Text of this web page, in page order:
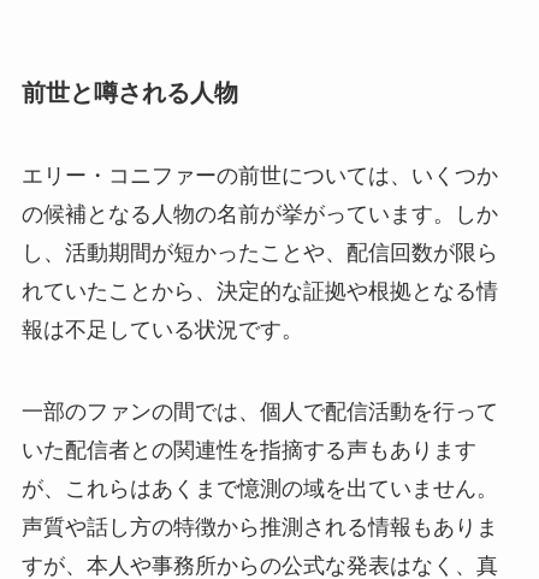
前世と噂される人物
エリー・コニファーの前世については、いくつか
の候補となる人物の名前が挙がっています。しか
し、活動期間が短かったことや、配信回数が限ら
れていたことから、決定的な証拠や根拠となる情
報は不足している状況です。
一部のファンの間では、個人で配信活動を行って
いた配信者との関連性を指摘する声もあります
が、これらはあくまで憶測の域を出ていません。
声質や話し方の特徴から推測される情報もありま
すが、本人や事務所からの公式な発表はなく、真